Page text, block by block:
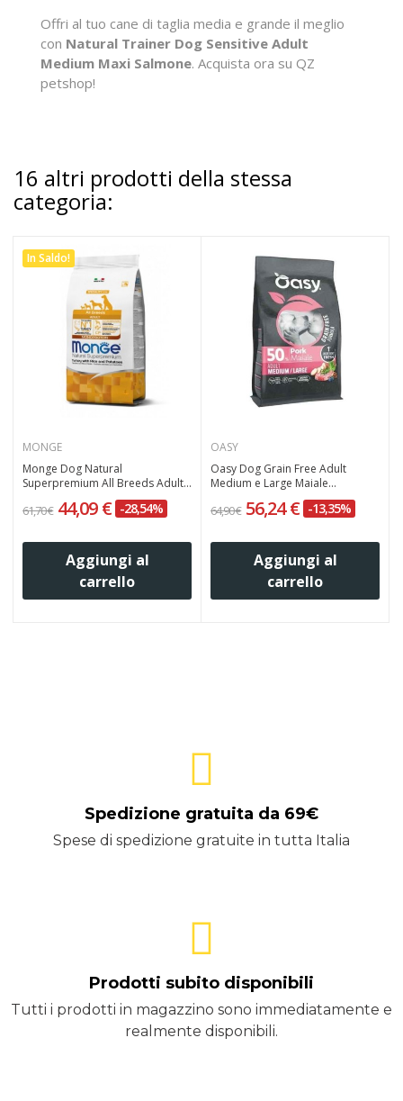
Offri al tuo cane di taglia media e grande il meglio
con Natural Trainer Dog Sensitive Adult
Medium Maxi Salmone. Acquista ora su QZ
petshop!
16 altri prodotti della stessa
categoria:
In Saldo!
MONGE
Monge Dog Natural
Superpremium All Breeds Adult...
61,70 € 44,09 € -28,54%
Aggiungi al
carrello
OASY
Oasy Dog Grain Free Adult
Medium e Large Maiale...
64,90 € 56,24 € -13,35%
Aggiungi al
carrello
Spedizione gratuita da 69€
Spese di spedizione gratuite in tutta Italia
Prodotti subito disponibili
Tutti i prodotti in magazzino sono immediatamente e
realmente disponibili.